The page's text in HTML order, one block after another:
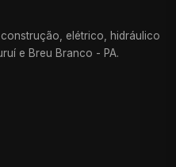
elétrico, hidráulico
e Breu Branco - PA.